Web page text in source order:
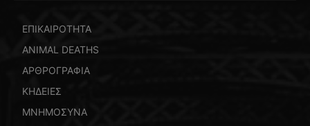
ΕΠΙΚΑΙΡΟΤΗΤΑ
ANIMAL DEATHS
ΑΡΘΡΟΓΡΑΦΙΑ
ΚΗΔΕΙΕΣ
ΜΝΗΜΟΣΥΝΑ